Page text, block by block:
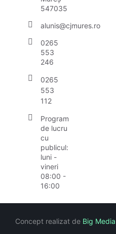
547035
alunis@cjmures.ro
0265
553
246
0265
553
112
Program
de lucru
cu
publicul:
luni -
vineri
08:00 -
16:00
Concept realizat de Big